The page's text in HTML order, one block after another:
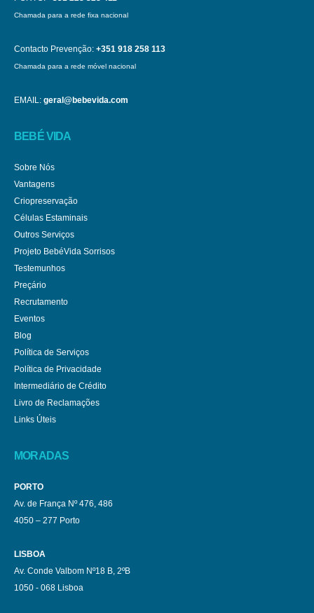
Chamada para a rede fixa nacional
Contacto Prevenção: +351 918 258 113
Chamada para a rede móvel nacional
EMAIL: geral@bebevida.com
BEBÉ VIDA
Sobre Nós
Vantagens
Criopreservação
Células Estaminais
Outros Serviços
Projeto BebéVida Sorrisos
Testemunhos
Preçário
Recrutamento
Eventos
Blog
Política de Serviços
Política de Privacidade
Intermediário de Crédito
Livro de Reclamações
Links Úteis
MORADAS
PORTO
Av. de França Nº 476, 486
4050 – 277 Porto
LISBOA
Av. Conde Valbom Nº18 B, 2ºB
1050 - 068 Lisboa